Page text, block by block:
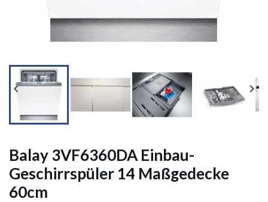
 
Balay 3VF6360DA Einbau-
Geschirrspüler 14 Maßgedecke
60cm